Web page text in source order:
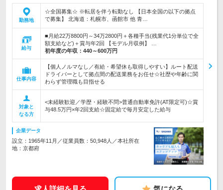
勤務地
☆全国募集☆ ※転居を伴う転勤なし 【日本全国の以下の拠点
で募集】 北海道：札幌市、函館市 他 青…
給与
■月給22万8800円～34万2800円＋各種手当(残業代1分単位で全
額支給など)＋賞与年2回 【モデル月収例】 …
初年度の年収： 440～600万円
仕事内容
【個人ノルマなし／有給・希望休も取得しやすい】ルート配送
ドライバーとして拠点間の配送業務をお任せ☆社歴や年齢に関
わらず管理職も目指せる
対象と
なる方
<未経験歓迎／学歴・経験不問>普通自動車免許(AT限定可)☆賞
与48.5万円×年2回支給☆固定給で毎月安定した給与
企業データ
設立：1965年11月／従業員数：50,948人／本社所在
地：京都府